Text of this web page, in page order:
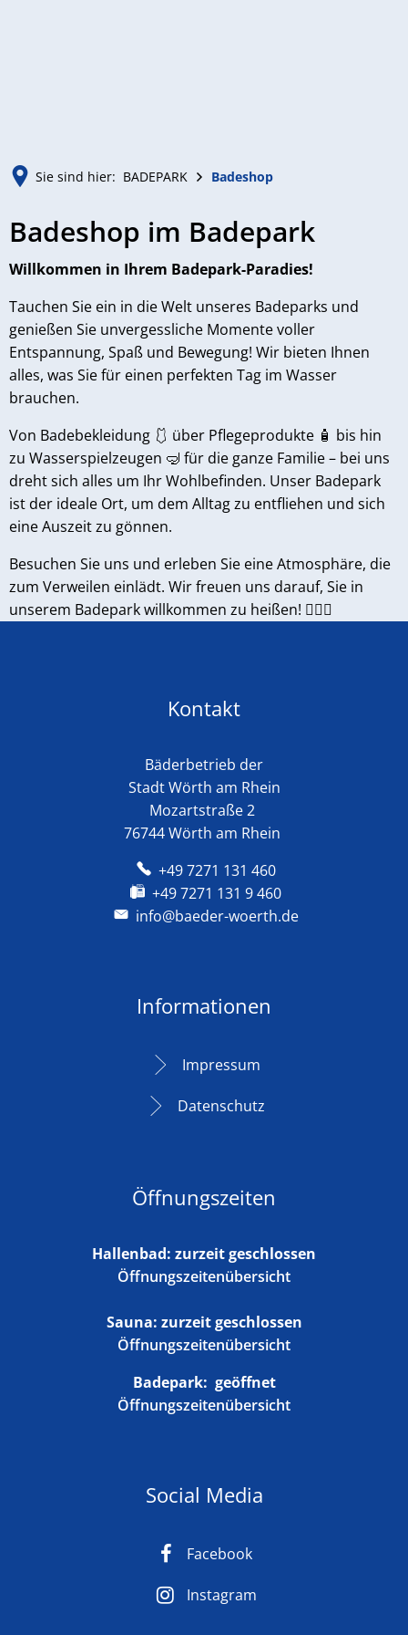
Sie sind hier: BADEPARK Badeshop
Badeshop
Badeshop im Badepark
Willkommen in Ihrem Badepark-Paradies!
Tauchen Sie ein in die Welt unseres Badeparks und
genießen Sie unvergessliche Momente voller
Entspannung, Spaß und Bewegung! Wir bieten Ihnen
alles, was Sie für einen perfekten Tag im Wasser
brauchen.
Von Badebekleidung 🩱 über Pflegeprodukte 🧴 bis hin
zu Wasserspielzeugen 🤿 für die ganze Familie – bei uns
dreht sich alles um Ihr Wohlbefinden. Unser Badepark
ist der ideale Ort, um dem Alltag zu entfliehen und sich
eine Auszeit zu gönnen.
Besuchen Sie uns und erleben Sie eine Atmosphäre, die
zum Verweilen einlädt. Wir freuen uns darauf, Sie in
unserem Badepark willkommen zu heißen! 🏊‍♂️✨
Kontakt
Bäderbetrieb der
Stadt Wörth am Rhein
Mozartstraße 2
76744 Wörth am Rhein
+49 7271 131 460
+49 7271 131 9 460
info@baeder-woerth.de
Informationen
Impressum
Datenschutz
Öffnungszeiten
Hallenbad: zurzeit geschlossen
Öffnungszeitenübersicht
Sauna: zurzeit geschlossen
Öffnungszeitenübersicht
Badepark: geöffnet
Öffnungszeitenübersicht
Social Media
Facebook
Instagram